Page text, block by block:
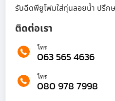
รับฉีดพียูโฟมใส่ทุ่นลอยน้ำ ปรึกษ
ติดต่อเรา
โทร
063 565 4636
โทร
080 978 7998